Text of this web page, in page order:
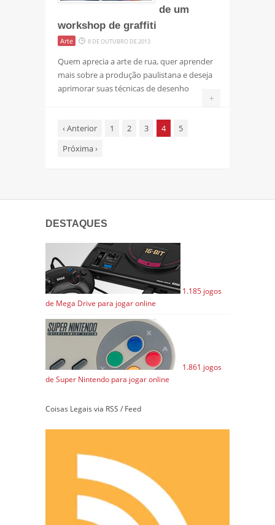
de um
workshop de graffiti
Arte 8 DE OUTUBRO DE 2013
Quem aprecia a arte de rua, quer aprender
mais sobre a produção paulistana e deseja
aprimorar suas técnicas de desenho
+
‹Anterior 1 2 3 4
5
Próxima›
DESTAQUES
1.185 jogos
de Mega Drive para jogar online
1.861 jogos
de Super Nintendo para jogar online
Coisas Legais via RSS / Feed